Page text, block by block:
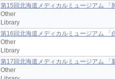
第15回北海道メディカルミュージアム 「
Other
Library
第16回北海道メディカルミュージアム 「
Other
Library
第17回北海道メディカルミュージアム 「
Other